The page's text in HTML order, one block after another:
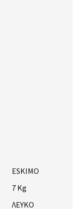
ESKIMO
7 Kg
ΛΕΥΚΟ